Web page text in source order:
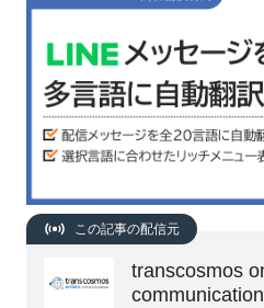
この記事の配信元
transcosmos